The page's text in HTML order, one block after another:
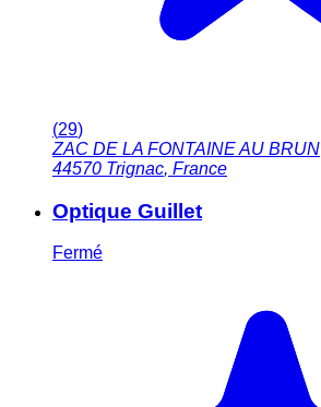
(29)
ZAC DE LA FONTAINE AU BRUN
44570 Trignac, France
Optique Guillet
Fermé